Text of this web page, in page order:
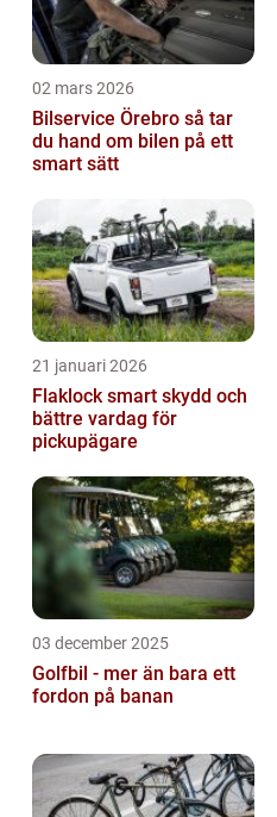
02 mars 2026
Bilservice Örebro så tar
du hand om bilen på ett
smart sätt
21 januari 2026
Flaklock smart skydd och
bättre vardag för
pickupägare
03 december 2025
Golfbil - mer än bara ett
fordon på banan